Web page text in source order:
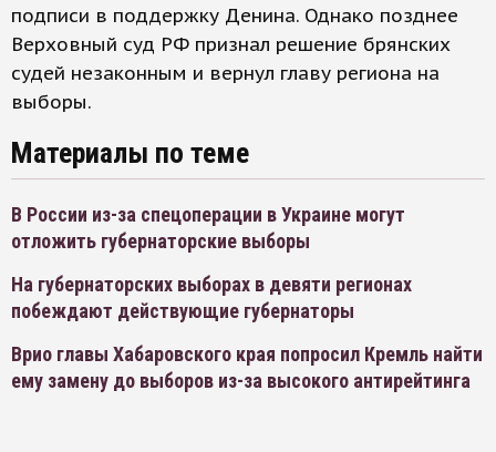
подписи в поддержку Денина. Однако позднее
Верховный суд РФ признал решение брянских
судей незаконным и вернул главу региона на
выборы.
Материалы по теме
В России из-за спецоперации в Украине могут
отложить губернаторские выборы
На губернаторских выборах в девяти регионах
побеждают действующие губернаторы
Врио главы Хабаровского края попросил Кремль найти
ему замену до выборов из-за высокого антирейтинга